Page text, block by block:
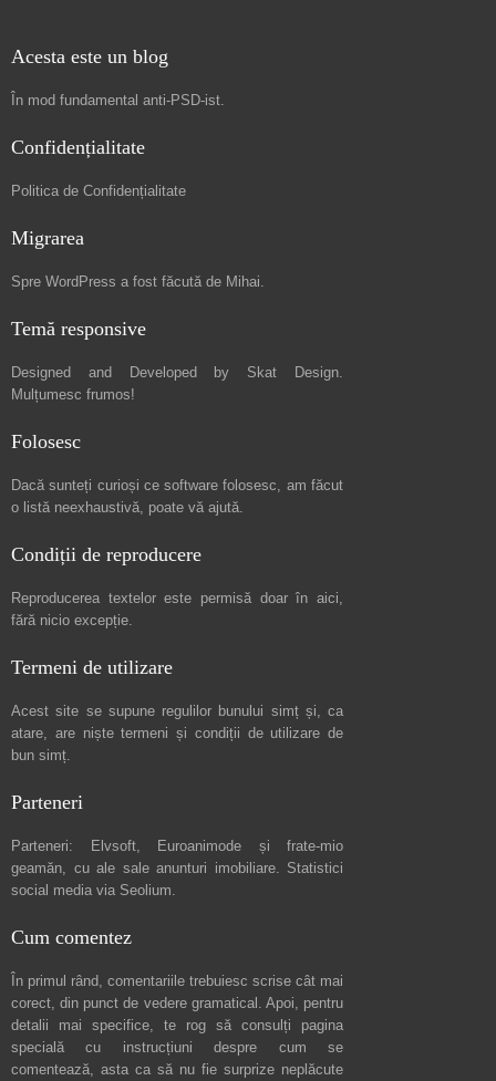
Acesta este un blog
În mod fundamental anti-PSD-ist
Confidențialitate
Politica de Confidențialitate
Migrarea
Spre WordPress a fost făcută de Mihai
Temă responsive
Designed and Developed by Skat Design
Mulțumesc frumos!
Folosesc
Dacă sunteți curioși ce software folosesc, am făcut
o listă neexhaustivă , poate vă ajută.
Condiții de reproducere
Reproducerea textelor este permisă doar în aici
fără nicio excepție.
Termeni de utilizare
Acest site se supune regulilor bunului simț și, ca
atare, are niștetermeni și condiții de utilizare de
bun simț.
Parteneri
Parteneri: Elvsoft, Euroanimode și frate-mio
geamăn, cu ale sale anunturi imobiliare. Statistici
social media via Seolium
Cum comentez
În primul rând, comentariile trebuiesc scrise cât mai
corect, din punct de vedere gramatical. Apoi, pentru
detalii mai specifice, te rog să consulți pagina
specială cu instrucțiuni despre cum se
comentează , asta ca să nu fie surprize neplăcute